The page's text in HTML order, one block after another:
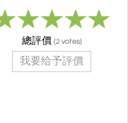
總評價 (2 votes)
我要给予評價